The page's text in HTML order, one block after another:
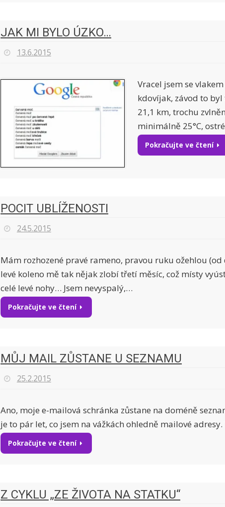
JAK MI BYLO ÚZKO…
13.6.2015
Vracel jsem se
kdovíjak, závod to byl
21,1 km, trochu
minimálně 25°C,
Pokračujte ve čtení
POCIT UBLÍŽENOSTI
24.5.2015
Mám rozhozené pravé rameno, pravou ruku ožehlou
levé koleno mě tak nějak zlobí třetí měsíc, což místy
celé levé nohy… Jsem nevyspalý,…
Pokračujte ve čtení
MŮJ MAIL ZŮSTANE U SEZNAMU
25.2.2015
Ano, moje e-mailová schránka zůstane na doméně
je to pár let, co jsem na vážkách ohledně mailové
Pokračujte ve čtení
Z CYKLU „ZE ŽIVOTA NA STATKU“